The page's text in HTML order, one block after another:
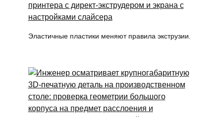
Эластичные пластики меняют правила экструзии.